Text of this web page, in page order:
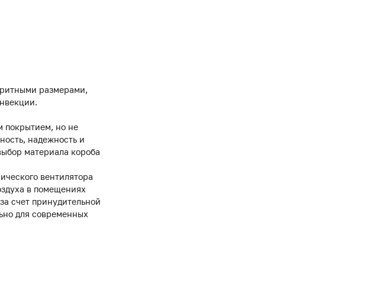
размерами,
покрытием, но не
надежность и
материала короба
вентилятора
в помещениях
счет принудительной
для современных